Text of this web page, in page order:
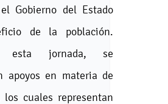
Gobierno del Estado
de la población.
esta jornada, se
apoyos en materia de
los cuales representan